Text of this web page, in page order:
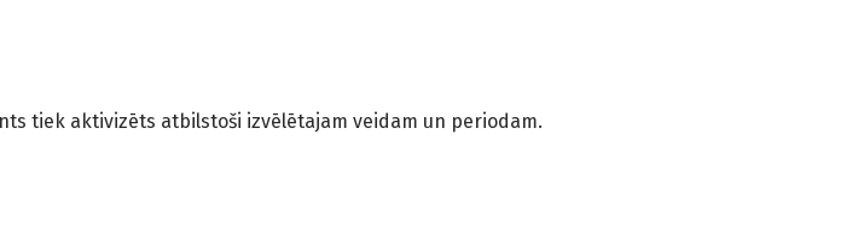
tiek aktivizēts atbilstoši izvēlētajam veidam un periodam.